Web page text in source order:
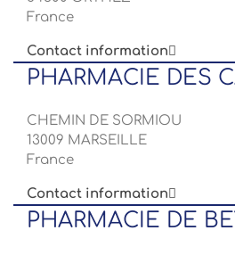
France
Contact information
PHARMACIE DES
CHEMIN DE SORMIOU
13009 MARSEILLE
France
Contact information
PHARMACIE DE